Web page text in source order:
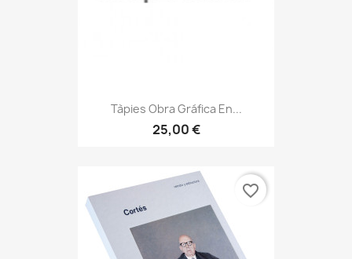
Tàpies Obra Gráfica En...
25,00 €
favorite_border